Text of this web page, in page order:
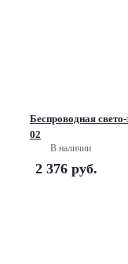
Беспроводная
02
В наличии
2 376 руб.